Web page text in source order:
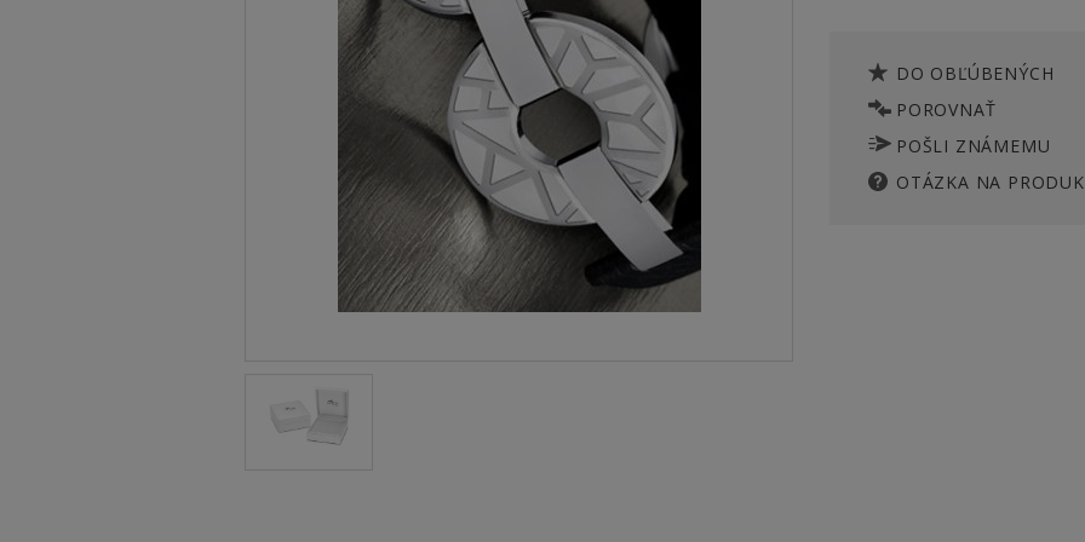
DO OBĽÚBENÝCH
POROVNAŤ
POŠLI ZNÁMEMU
OTÁZKA NA